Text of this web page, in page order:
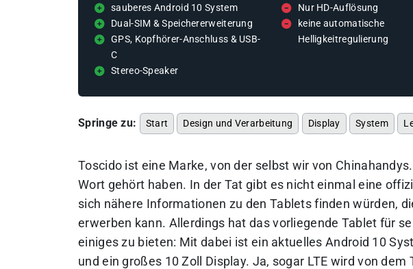
sauberes Android 10 System
Dual-SIM & Speichererweiterung
GPS, Kopfhörer-Anschluss & USB-
C
Stereo-Speaker
Nur HD-Auflösung
keine automatische
Helligkeitregulierung
Springe zu: Start Design und Verarbeitung Display System
Toscido ist eine Marke, von der selbst wir von
Wort gehört haben. In der Tat gibt es nicht einmal eine
sich nähere Informationen zu den Tablets finden würden,
erwerben kann. Allerdings hat das vorliegende Tablet für
einiges zu bieten: Mit dabei ist ein aktuelles Android 10
und ein großes 10 Zoll Display. Ja, sogar LTE wird von